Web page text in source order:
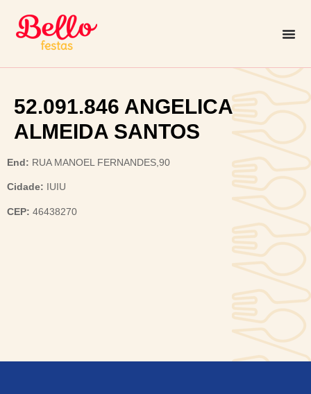
52.091.846 ANGELICA
ALMEIDA SANTOS
End: RUA MANOEL FERNANDES,90
Cidade: IUIU
CEP: 46438270